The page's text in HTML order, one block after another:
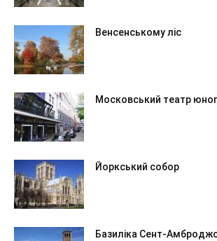
Венсенському ліс
Московський театр
Йоркський собор
Базиліка Сент-